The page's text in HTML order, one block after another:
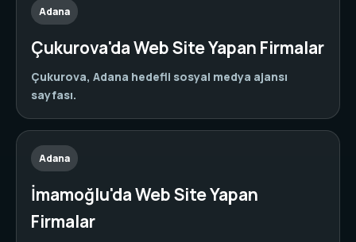
Adana
Çukurova'da Web Site Yapan Firmalar
Çukurova, Adana hedefli sosyal medya ajansı
sayfası.
Adana
İmamoğlu'da Web Site Yapan
Firmalar